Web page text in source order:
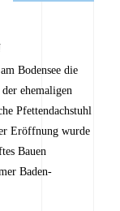
Bodensee die
ehemaligen
Pfettendachstuhl
Eröffnung wurde
Bauen
Baden-